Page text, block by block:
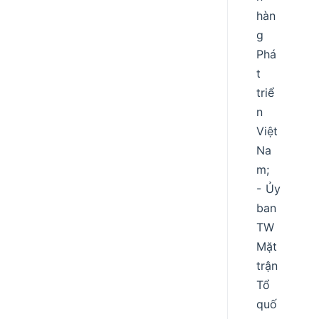
hàn
g
Phá
t
triể
n
Việt
Na
m;
- Ủy
ban
TW
Mặt
trận
Tổ
quố